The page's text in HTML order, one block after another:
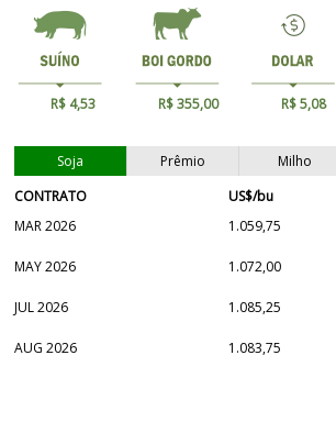
R$ 4,53 R$ 355,00 R$ 5,08
Soja Prêmio Milho
CONTRATO
US$/bu
MAR 2026
1.059,75
MAY 2026 1.072,00
JUL 2026 1.085,25
AUG 2026 1.083,75